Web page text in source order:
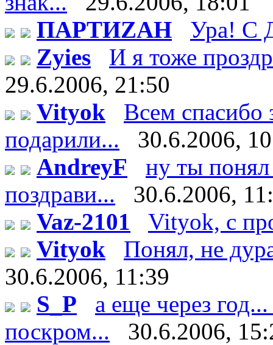
ПАРТИZАН
Ура! С
Zyies
И я тоже
29.6.2006, 21:50
Vityok
Всем спасибо
подарили...
30.6.2006,
AndreyF
ну ты понял
поздрави...
30.6.2006,
Vaz-2101
Vityok, с
Vityok
Понял, не
30.6.2006, 11:39
S_P
а еще через
поскром...
30.6.2006,